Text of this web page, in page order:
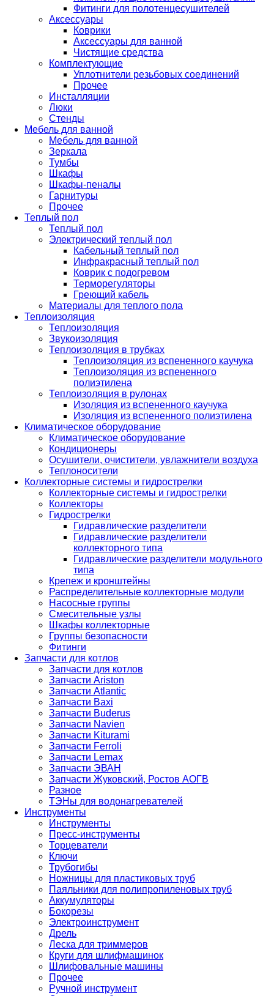
Фитинги для полотенцесушителей
Аксессуары
Коврики
Аксессуары для ванной
Чистящие средства
Комплектующие
Уплотнители резьбовых соединений
Прочее
Инсталляции
Люки
Стенды
Мебель для ванной
Мебель для ванной
Зеркала
Тумбы
Шкафы
Шкафы-пеналы
Гарнитуры
Прочее
Теплый пол
Теплый пол
Электрический теплый пол
Кабельный теплый пол
Инфракрасный теплый пол
Коврик с подогревом
Терморегуляторы
Греющий кабель
Материалы для теплого пола
Теплоизоляция
Теплоизоляция
Звукоизоляция
Теплоизоляция в трубках
Теплоизоляция из вспененного каучука
Теплоизоляция из вспененного
полиэтилена
Теплоизоляция в рулонах
Изоляция из вспененного каучука
Изоляция из вспененного полиэтилена
Климатическое оборудование
Климатическое оборудование
Кондиционеры
Осушители, очистители, увлажнители воздуха
Теплоносители
Коллекторные системы и гидрострелки
Коллекторные системы и гидрострелки
Коллекторы
Гидрострелки
Гидравлические разделители
Гидравлические разделители
коллекторного типа
Гидравлические разделители модульного
типа
Крепеж и кронштейны
Распределительные коллекторные модули
Насосные группы
Смесительные узлы
Шкафы коллекторные
Группы безопасности
Фитинги
Запчасти для котлов
Запчасти для котлов
Запчасти Ariston
Запчасти Atlantic
Запчасти Baxi
Запчасти Buderus
Запчасти Navien
Запчасти Kiturami
Запчасти Ferroli
Запчасти Lemax
Запчасти ЭВАН
Запчасти Жуковский, Ростов АОГВ
Разное
ТЭНы для водонагревателей
Инструменты
Инструменты
Пресс-инструменты
Торцеватели
Ключи
Трубогибы
Ножницы для пластиковых труб
Паяльники для полипропиленовых труб
Аккумуляторы
Бокорезы
Электроинструмент
Дрель
Леска для триммеров
Круги для шлифмашинок
Шлифовальные машины
Прочее
Ручной инструмент